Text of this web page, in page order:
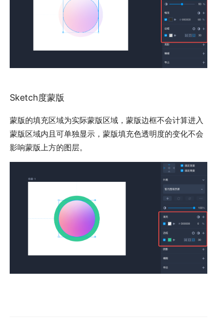
Sketch度蒙版
蒙版的填充区域为实际蒙版区域，蒙版边框不会计算进入
蒙版区域内且可单独显示，蒙版填充色透明度的变化不会
影响蒙版上方的图层。